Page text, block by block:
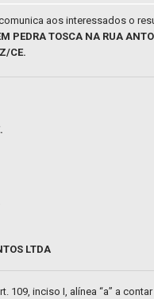
aos interessados o
PEDRA TOSCA NA RUA
CE.
LTDA
109, inciso I, alínea “a” a